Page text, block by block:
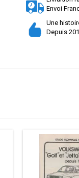
Envoi
Une
Depuis